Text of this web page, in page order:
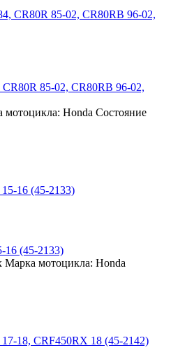
85-02, CR80RB 96-02,
мотоцикла: Honda Состояние
16 (45-2133)
Марка мотоцикла: Honda